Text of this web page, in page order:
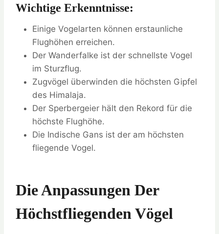
Wichtige Erkenntnisse:
Einige Vogelarten können erstaunliche
Flughöhen erreichen.
Der Wanderfalke ist der schnellste Vogel
im Sturzflug.
Zugvögel überwinden die höchsten Gipfel
des Himalaja.
Der Sperbergeier hält den Rekord für die
höchste Flughöhe.
Die Indische Gans ist der am höchsten
fliegende Vogel.
Die Anpassungen Der
Höchstfliegenden Vögel